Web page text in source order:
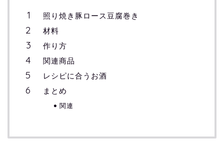
照り焼き豚ロース豆腐巻き
材料
作り方
関連商品
レシピに合うお酒
まとめ
関連